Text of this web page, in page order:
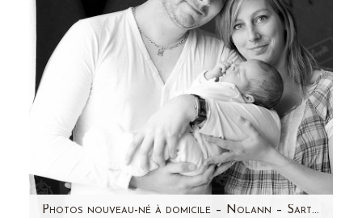
Photos nouveau-né à domicile – Nolann – Sartrouville (78)